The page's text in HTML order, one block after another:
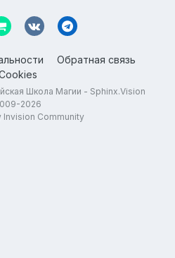
Обратная связь
Школа Магии - Sphinx.Vision
2026
Invision Community